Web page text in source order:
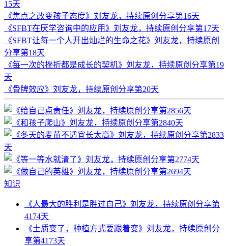
15天
《焦点之改变孩子态度》刘友龙，持续原创分享第16天
《SFBT在厌学咨询中的应用》刘友龙，持续原创分享第17天
《SFBT让每一个人开出灿烂的生命之花》刘友龙，持续原创
分享第18天
《每一次的挫折都是成长的契机》刘友龙，持续原创分享第19
天
《骨牌效应》刘友龙，持续原创分享第20天
知识
《人最大的胜利是胜过自己》刘友龙，持续原创分享第
4174天
《土质变了，种植方式要跟着变》刘友龙，持续原创分
享第4173天